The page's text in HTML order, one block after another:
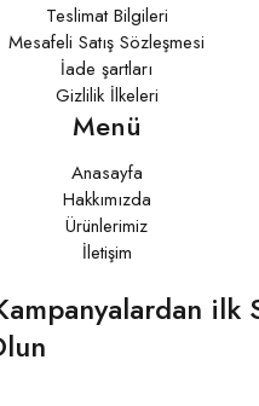
Teslimat Bilgileri
Mesafeli Satış Sözleşmesi
İade şartları
Gizlilik İlkeleri
Menü
Anasayfa
Hakkımızda
Ürünlerimiz
İletişim
ilk